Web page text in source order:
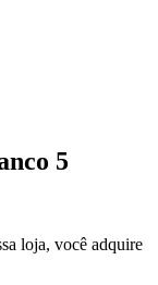
5
loja, você adquire